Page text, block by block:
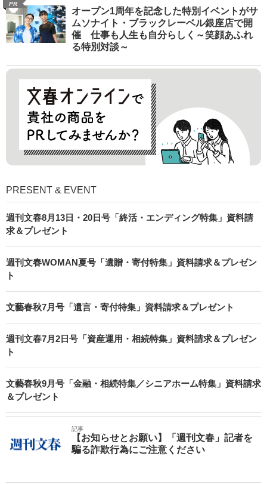
PR
オープン1周年を記念した特別イベントがサ
ムソナイト・ブラックレーベル銀座店で開
催 仕事も人生も自分らしく～笑顔あふれ
る特別対談～
PRESENT & EVENT
週刊文春8月13日・20日号「終活・エンディング特集」資料請
求＆プレゼント
週刊文春WOMAN夏号「遺贈・寄付特集」資料請求＆プレゼン
ト
文藝春秋7月号「遺言・寄付特集」資料請求＆プレゼント
週刊文春7月2日号「資産運用・相続特集」資料請求＆プレゼン
ト
文藝春秋9月号「金融・相続特集／シニアホーム特集」資料請求
＆プレゼント
記事
【お知らせとお願い】「週刊文春」記者を
騙る詐欺行為にご注意ください